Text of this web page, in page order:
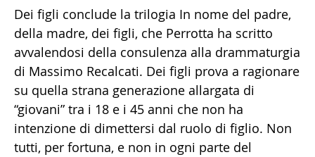
Dei figli conclude la trilogia In nome del padre,
della madre, dei figli, che Perrotta ha scritto
avvalendosi della consulenza alla drammaturgia
di Massimo Recalcati. Dei figli prova a ragionare
su quella strana generazione allargata di
“giovani” tra i 18 e i 45 anni che non ha
intenzione di dimettersi dal ruolo di figlio. Non
tutti, per fortuna, e non in ogni parte del